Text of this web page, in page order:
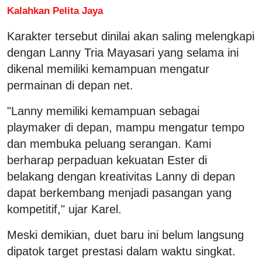
Kalahkan Pelita Jaya
Karakter tersebut dinilai akan saling melengkapi
dengan Lanny Tria Mayasari yang selama ini
dikenal memiliki kemampuan mengatur
permainan di depan net.
"Lanny memiliki kemampuan sebagai
playmaker di depan, mampu mengatur tempo
dan membuka peluang serangan. Kami
berharap perpaduan kekuatan Ester di
belakang dengan kreativitas Lanny di depan
dapat berkembang menjadi pasangan yang
kompetitif," ujar Karel.
Meski demikian, duet baru ini belum langsung
dipatok target prestasi dalam waktu singkat.